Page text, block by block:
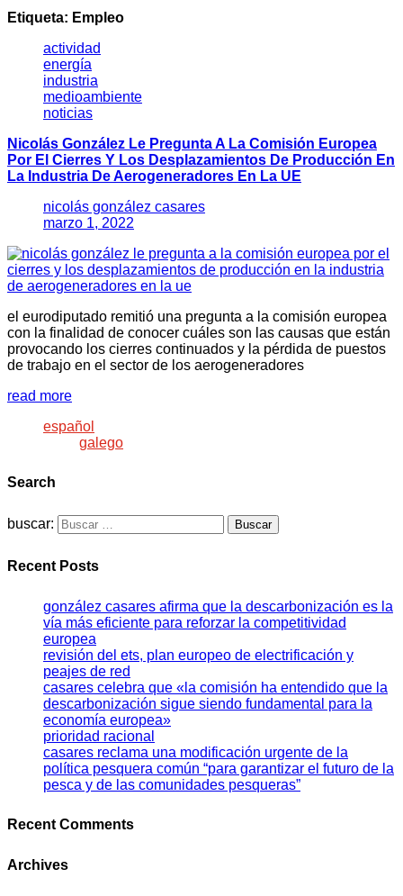
Etiqueta: Empleo
actividad
energía
industria
medioambiente
noticias
Nicolás González Le Pregunta A La Comisión Europea
Por El Cierres Y Los Desplazamientos De Producción En
La Industria De Aerogeneradores En La UE
nicolás gonzález casares
marzo 1, 2022
el eurodiputado remitió una pregunta a la comisión europea
con la finalidad de conocer cuáles son las causas que están
provocando los cierres continuados y la pérdida de puestos
de trabajo en el sector de los aerogeneradores
read more
español
galego
Search
buscar:
Recent Posts
gonzález casares afirma que la descarbonización es la
vía más eficiente para reforzar la competitividad
europea
revisión del ets, plan europeo de electrificación y
peajes de red
casares celebra que «la comisión ha entendido que la
descarbonización sigue siendo fundamental para la
economía europea»
prioridad racional
casares reclama una modificación urgente de la
política pesquera común “para garantizar el futuro de la
pesca y de las comunidades pesqueras”
Recent Comments
Archives